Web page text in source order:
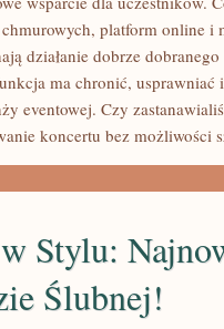
platform online
działanie dobrze
ma chronić, usprawniać
eventowej. Czy
koncertu bez możliwości
Stylu:
Ślubnej!